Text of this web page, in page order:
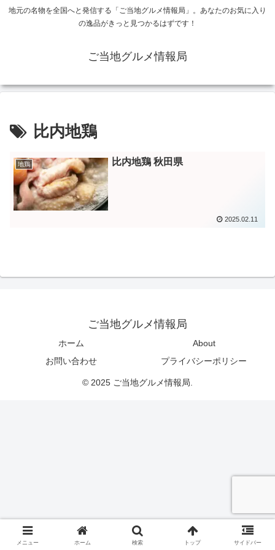
地元の名物を全国へと発信する「ご当地グルメ情報局」。あなたのお気に入り
の逸品がきっと見つかるはずです！
ご当地グルメ情報局
比内地鶏
地鶏 比内地鶏 秋田県
2025.02.11
ご当地グルメ情報局
ホーム
About
お問い合わせ
プライバシーポリシー
© 2025 ご当地グルメ情報局.
メニュー ホーム 検索 トップ サイドバー